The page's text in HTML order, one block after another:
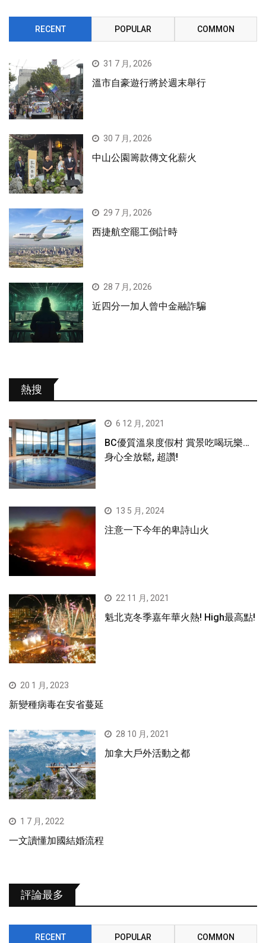
RECENT POPULAR COMMON
31 7 月, 2026
溫市自豪遊行將於週末舉行
30 7 月, 2026
中山公園籌款傳文化薪火
29 7 月, 2026
西捷航空罷工倒計時
28 7 月, 2026
近四分一加人曾中金融詐騙
熱搜
6 12 月, 2021
BC優質溫泉度假村 賞景吃喝玩樂…
身心全放鬆, 超讚!
13 5 月, 2024
注意一下今年的卑詩山火
22 11 月, 2021
魁北克冬季嘉年華火熱! High最高點!
20 1 月, 2023
新變種病毒在安省蔓延
28 10 月, 2021
加拿大戶外活動之都
1 7 月, 2022
一文讀懂加國結婚流程
評論最多
RECENT POPULAR COMMON